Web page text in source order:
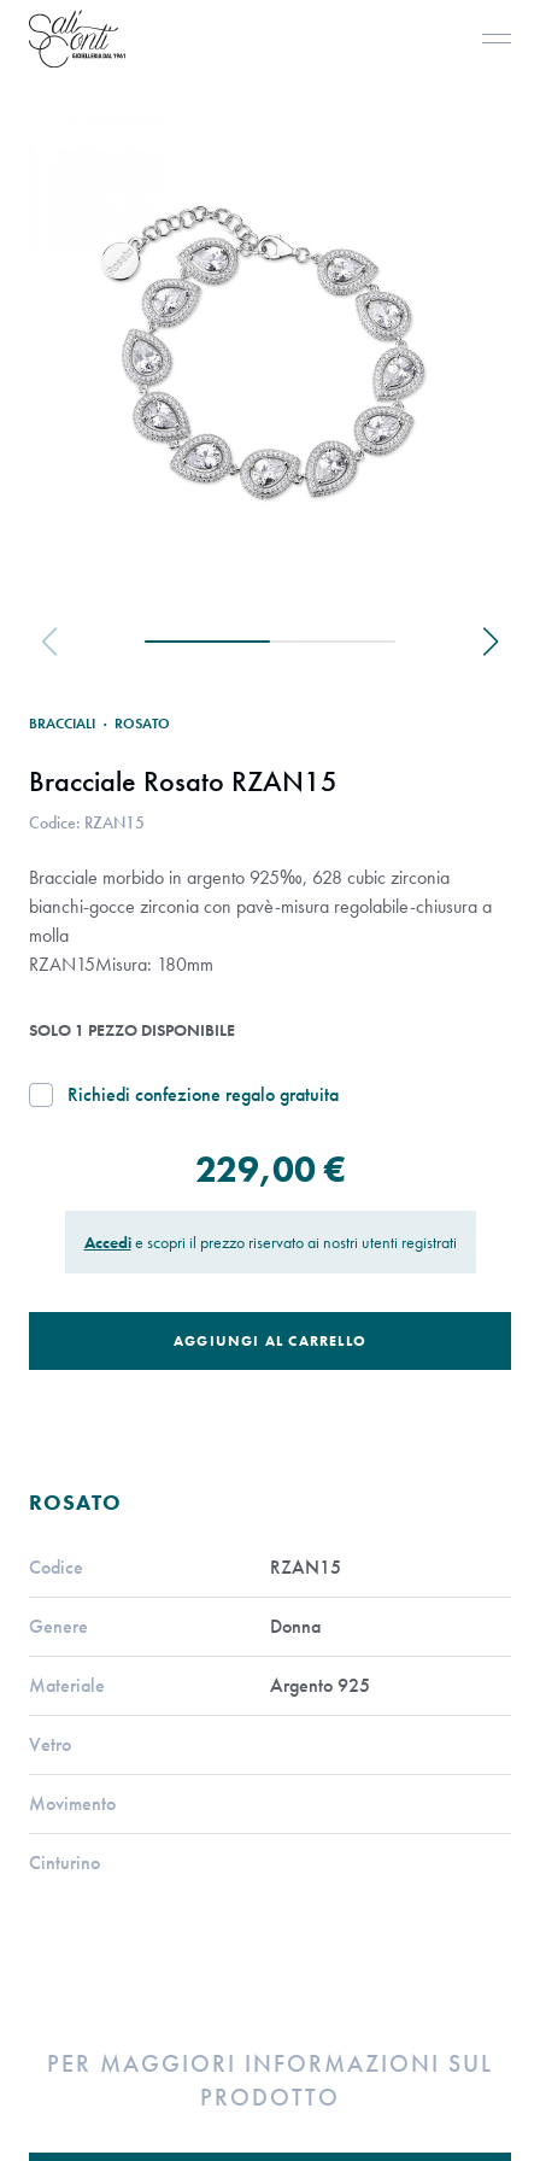
BRACCIALI · ROSATO
Bracciale Rosato RZAN15
Codice: RZAN15
Bracciale morbido in argento 925‰, 628 cubic zirconia
bianchi-gocce zirconia con pavè-misura regolabile-chiusura a
molla
RZAN15Misura: 180mm
SOLO 1 PEZZO DISPONIBILE
Richiedi confezione regalo gratuita
229,00 €
Accedie scopri il prezzo riservato ai nostri utenti registrati
AGGIUNGI AL CARRELLO
ROSATO
Codice RZAN15
Genere Donna
Materiale Argento 925
Vetro
Movimento
Cinturino
PER MAGGIORI INFORMAZIONI SUL
PRODOTTO